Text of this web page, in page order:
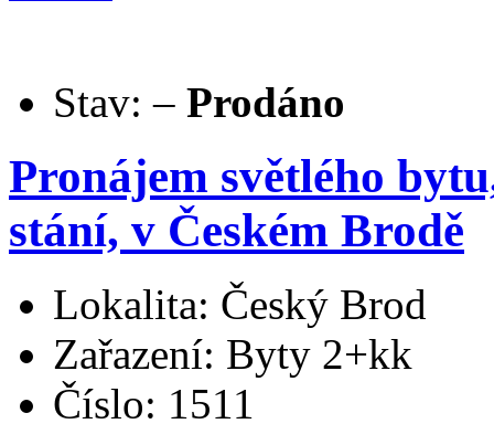
Stav: – Prodáno
Pronájem světlého
stání, v Českém Brodě
Lokalita: Český Brod
Zařazení: Byty 2+kk
Číslo: 1511